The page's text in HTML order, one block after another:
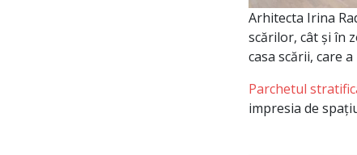
Arhitecta Irina
scărilor, cât și în
casa scării, care
Parchetul
impresia de